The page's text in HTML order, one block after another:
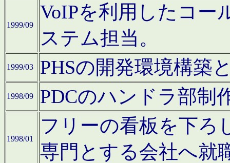
1999/09
VoIPを利用したコー
ステム担当。
1999/03 PHSの開発環境構築
1998/09 PDCのハンドラ部制
1998/01
フリーの看板を下ろ
専門とする会社へ就